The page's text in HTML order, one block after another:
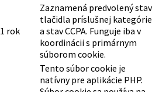
1 rok
Zaznamená predvolený stav
tlačidla príslušnej kategórie
a stav CCPA. Funguje iba v
koordinácii s primárnym
súborom cookie.
Tento súbor cookie je
natívny pre aplikácie PHP.